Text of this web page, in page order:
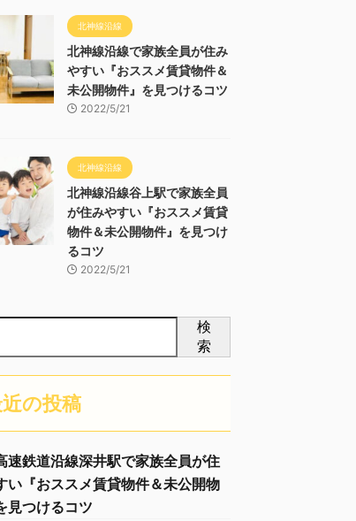
北神線沿線
北神線沿線で家族全員が住み
やすい『おススメ賃貸物件＆
未公開物件』を見つけるコツ
2022/5/21
北神線沿線
北神線沿線谷上駅で家族全員
が住みやすい『おススメ賃貸
物件＆未公開物件』を見つけ
るコツ
2022/5/21
検
索
の投稿
速鉄道沿線深井駅で家族全員が住
い『おススメ賃貸物件＆未公開物
見つけるコツ